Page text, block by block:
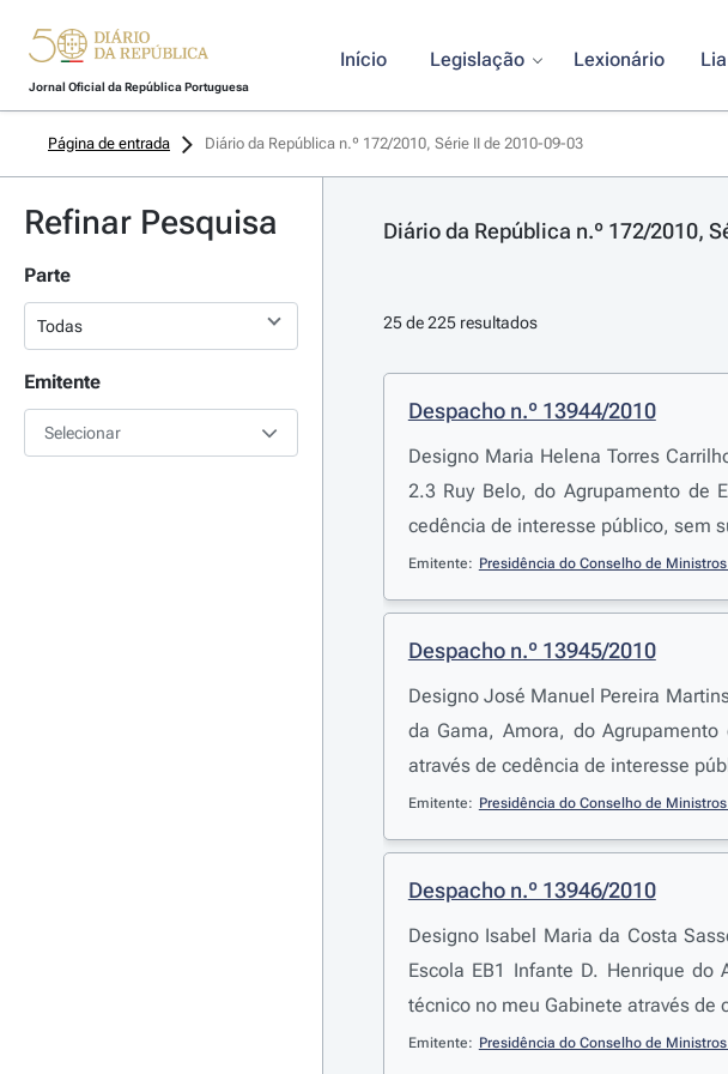
Jornal Oficial da República Portuguesa
Início Legislação Lexionário Lia
Página de entrada Diário da República n.º 172/2010, Série II de 2010-09-03
Refinar Pesquisa
Parte
Emitente
Selecionar
Diário da República n.º 172/2010,
25 de 225 resultados
Despacho n.º 13944/2010
Designo Maria Helena Torres
2.3 Ruy Belo, do Agrupamento de
cedência de interesse público, sem
Emitente: Presidência do Conselho de
Despacho n.º 13945/2010
Designo José Manuel Pereira
da Gama, Amora, do
através de cedência de interesse
Emitente: Presidência do Conselho de
Despacho n.º 13946/2010
Designo Isabel Maria da Costa
Escola EB1 Infante D. Henrique
técnico no meu Gabinete através
Emitente: Presidência do Conselho de